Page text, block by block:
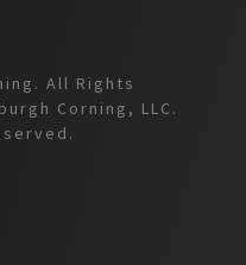
All Rights
Corning, LLC.